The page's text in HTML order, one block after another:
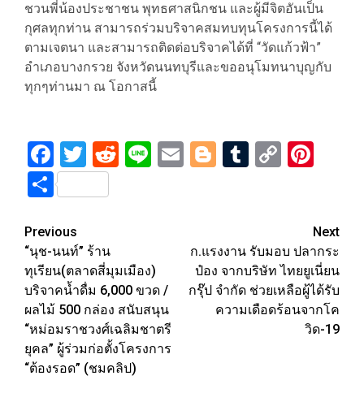
ชวนพี่น้องประชาชน พุทธศาสนิกชน และผู้มีจิตอันเป็น
กุศลทุกท่าน สามารถร่วมบริจาคสมทบทุนโครงการนี้ได้
ตามเจตนา และสามารถติดต่อบริจาคได้ที่ “วัดแก้วฟ้า”
อำเภอบางกรวย จังหวัดนนทบุรีและขออนุโมทนาบุญกับ
ทุกๆท่านมา ณ โอกาสนี้
Facebook
Twitter
Reddit
LineEmailBlogger
Tumblr
Copy
Share
Post
navigation
Previous
“นุช-นนท์” ร้าน
ทุเรียน(ตลาดสี่มุมเมือง)
บริจาคน้ำดื่ม 6,000 ขวด /
ผลไม้ 500 กล่อง สนับสนุน
“หม่อมราชวงศ์เฉลิมชาตรี
ยุคล” ผู้ร่วมก่อตั้งโครงการ
“ต้องรอด” (ชมคลิป)
Next
ก.แรงงาน รับมอบ ปลากระ
ป๋อง จากบริษัท ไทยยูเนี่ยน
กรุ๊ป จำกัด ช่วยเหลือผู้ได้รับ
ความเดือดร้อนจากโค
วิด-19